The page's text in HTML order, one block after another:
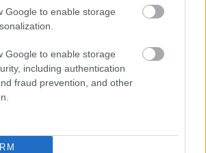
Google to enable storage
Google to enable storage
including authentication
fraud prevention, and other